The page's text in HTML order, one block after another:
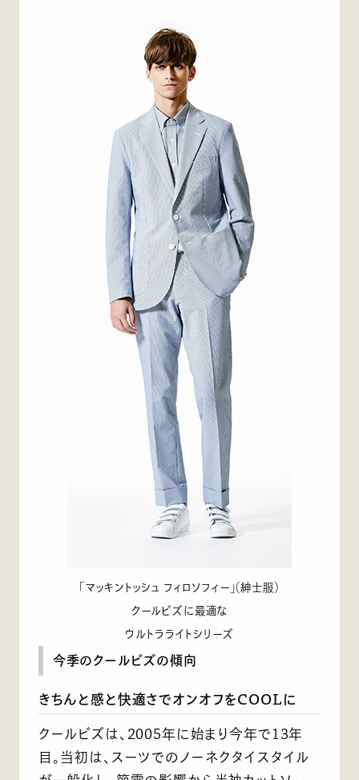
「マッキントッシュ フィロソフィー」（紳士服）
クールビズに最適な
ウルトラライトシリーズ
今季のクールビズの傾向
きちんと感と快適さでオンオフをCOOLに
クールビズは、2005年に始まり今年で13年
目。当初は、スーツでのノーネクタイスタイル